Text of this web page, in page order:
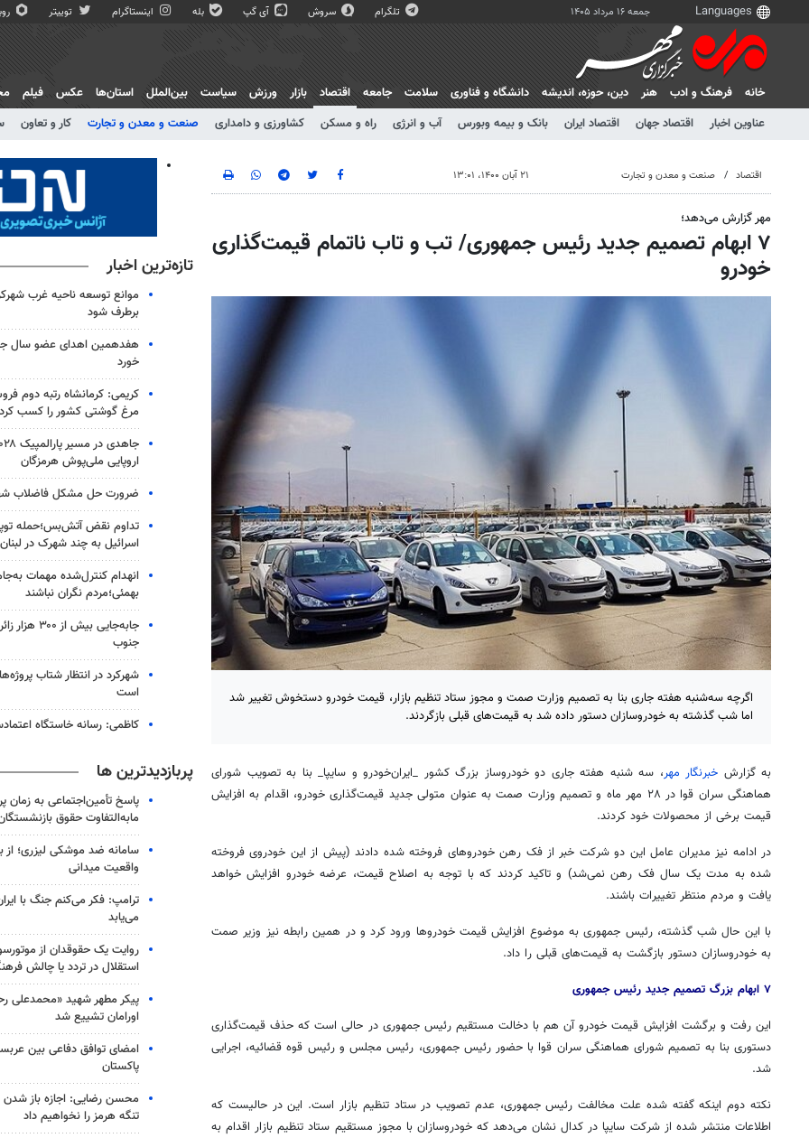
جمعه ۱۶ مرداد ۱۴۰۵ تلگرام سروش آی گپ بله اینستاگرام توییتر
خانه فرهنگ و ادب هنر دين، حوزه، انديشه دانشگاه و فناوری سلامت جامعه
اقتصاد
عناوین اخبار
اقتصاد جهان اقتصاد ایران بانک و بیمه وبورس آب و انرژی راه و مسکن کشاورزی و دامداری صنعت و معدن و تجارت کار و تعاون
بازار ورزش سیاست بین‌الملل استان‌ها عکس فیلم
اقتصاد صنعت و معدن و تجارت ۲۱ آبان ۱۴۰۰، ۱۳:۰۱
مهر گزارش می‌دهد؛
۷ ابهام تصمیم جدید رئیس جمهوری/ تب و تاب ناتمام قیمت‌گذاری
خودرو
اگرچه سه‌شنبه هفته جاری بنا به تصمیم وزارت صمت و مجوز ستاد تنظیم بازار، قیمت خودرو دستخوش تغییر شد
اما شب گذشته به خودروسازان دستور داده شد به قیمت‌های قبلی بازگردند.
به گزارش خبرنگار مهر، سه شنبه هفته جاری دو خودروساز بزرگ کشور _ایران‌خودرو و سایپا_ بنا به تصویب شورای
هماهنگی سران قوا در ۲۸ مهر ماه و تصمیم وزارت
صمتبه عنوان متولی جدید قیمت‌گذاری خودرو، اقدام به افزایش
قیمت برخی از محصولات خود کردند.
در ادامه نیز مدیران عامل این دو شرکت خبر از فک رهن خودروهای فروخته شده دادند (پیش از این خودروی فروخته
شده به مدت یک سال فک رهن نمی‌شد) و تاکید کردند که با توجه به اصلاح قیمت، عرضه خودرو افزایش خواهد
یافت و مردم منتظر تغییرات باشند.
با این حال شب گذشته، رئیس جمهوری به موضوع افزایش قیمت خودروها ورود کرد و در همین رابطه نیز وزیر صمت
به خودروسازان دستور بازگشت به قیمت‌های قبلی را داد.
٧ ابهام بزرگ تصمیم جدید رئیس جمهوری
این رفت و برگشت افزایش قیمت خودرو آن هم با دخالت مستقیم رئیس جمهوری در حالی است که حذف قیمت‌گذاری
دستوری بنا به تصمیم شورای هماهنگی سران قوا با حضور رئیس جمهوری، رئیس مجلس و رئیس قوه قضائیه، اجرایی
شد.
نکته دوم اینکه گفته شده علت مخالفت رئیس جمهوری، عدم تصویب در ستاد تنظیم بازار است. این در حالیست که
اطلاعات منتشر شده از شرکت سایپا در کدالنشان می‌دهد که خودروسازان با مجوز مستقیم ستاد تنظیم بازار اقدام به
تازه‌ترین اخبار
برطرف شود
هفدهمین اهدای عضو سال
خورد
کریمی: کرمانشاه رتبه دوم
مرغ گوشتی کشور را کسب کرد
اروپایی ملی‌پوش هرمزگان
ضرورت حل مشکل فاضلاب
تداوم نقض آتش‌بس؛حمله
اسرائیل به چند شهرک در لبنان
انهدام کنترل‌شده مهمات
بهمئی؛مردم نگران نباشند
جابه‌جایی بیش
جنوب
شهرکرد در انتظار شتاب
است
کاظمی: رسانه خاستگاه
پربازدیدترین ها
پاسخ تأمین‌اجتماعی به زمان
مابه‌التفاوت حقوق
سامانه ضد موشکی لیزری؛ از
واقعیت میدانی
ترامپ: فکر می‌کنم جنگ با
می‌یابد
روایت یک حقوقدان از
استقلال در تردد یا چالش
پیکر مطهر شهید «محمدعلی
اورامان تشییع شد
امضای توافق دفاعی بین
پاکستان
محسن رضایی: اجازه باز
تنگه هرمز را نخواهیم داد